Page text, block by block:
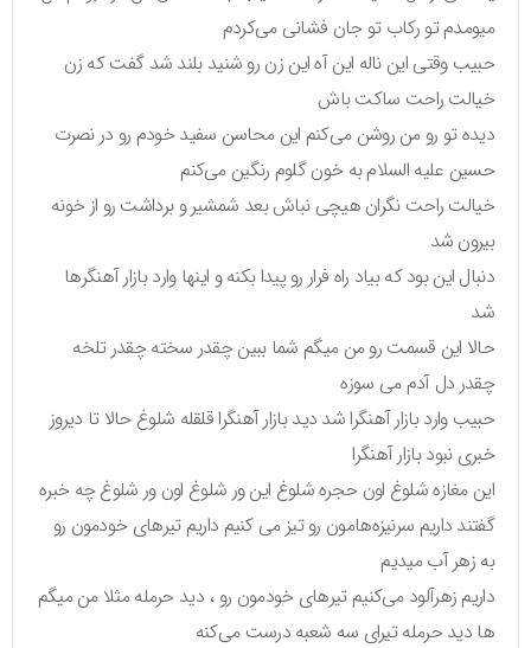
میومدم تو رکاب تو جان فشانی می‌کردم
حبیب وقتی این ناله این آه این زن رو شنید بلند شد گفت که زن
خیالت راحت ساکت باش
دیده تو رو من روشن می‌کنم این محاسن سفید خودم رو در نصرت
حسین علیه السلام به خون گلوم رنگین می‌کنم
خیالت راحت نگران هیچی نباش بعد شمشیر و برداشت رو از خونه
بیرون شد
دنبال این بود که بیاد راه فرار رو پیدا بکنه و اینها وارد بازار آهنگرها
شد
حالا این قسمت رو من میگم شما ببین چقدر سخته چقدر تلخه
چقدر دل آدم می سوزه
حبیب وارد بازار آهنگرا شد دید بازار آهنگرا قلقله شلوغ حالا تا دیروز
خبری نبود بازار آهنگرا
این مغازه شلوغ اون حجره شلوغ این ور شلوغ اون ور شلوغ چه خبره
گفتند داریم سرنیزه‌هامون رو تیز می کنیم داریم تیرهای خودمون رو
به زهر آب میدیم
داریم زهرآلود می‌کنیم تیرهای خودمون رو ، دید حرمله مثلا من میگم
ها دید حرمله تیرای سه شعبه درست می‌کنه